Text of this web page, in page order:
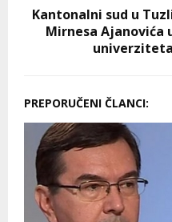
Kantonalni sud u
Mirnesa Ajanovića
univerziteta
PREPORUČENI ČLANCI: